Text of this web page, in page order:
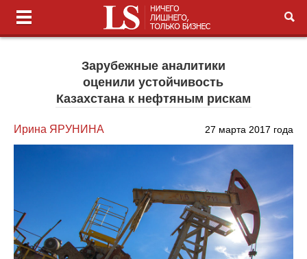
Зарубежные аналитики
оценили устойчивость
Казахстана к нефтяным рискам
Ирина ЯРУНИНА 27 марта 2017 года